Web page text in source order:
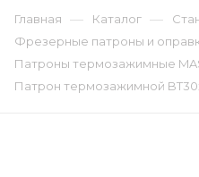
Главная — Каталог —
Фрезерные патроны и
Патроны термозажимные
Патрон термозажимной